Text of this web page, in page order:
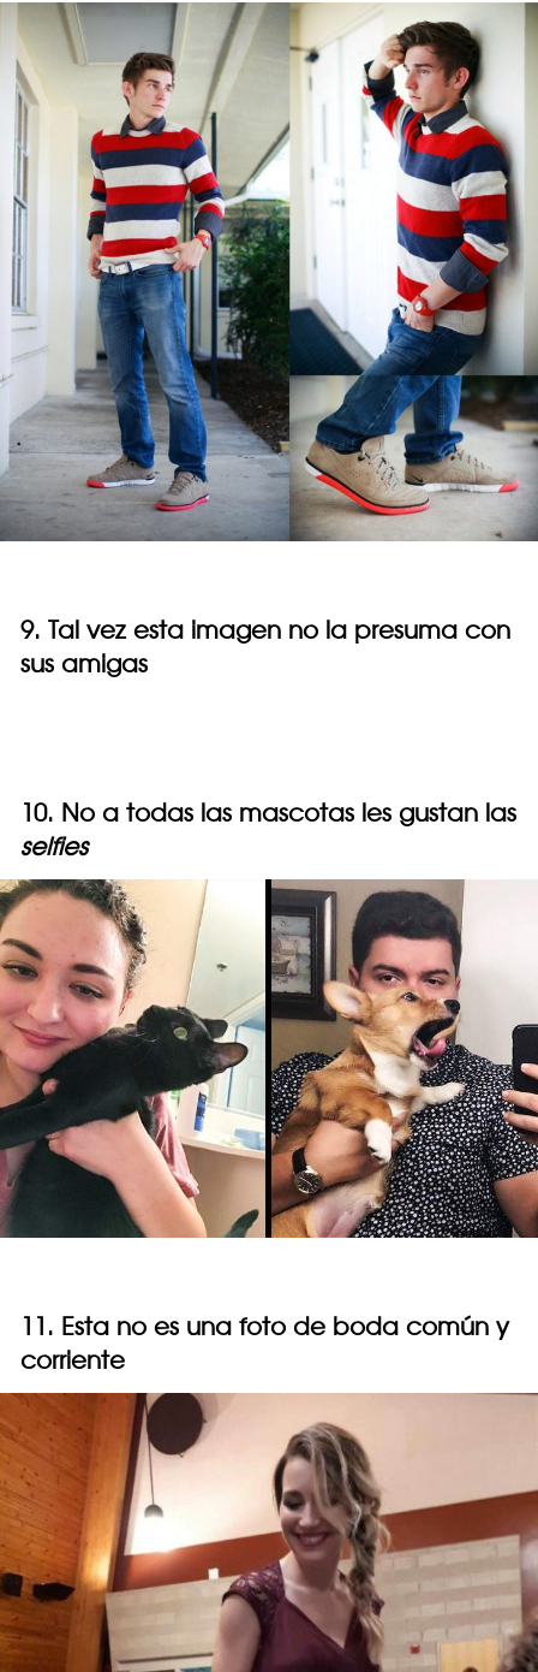
9. Tal vez esta imagen no la presuma con
sus amigas
10. No a todas las mascotas les gustan las
selfies
11. Esta no es una foto de boda común y
corriente